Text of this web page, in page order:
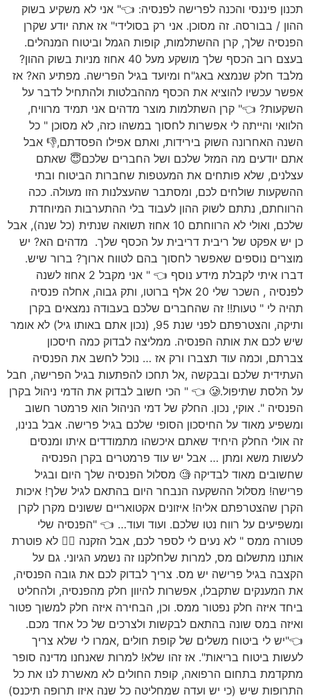
תכנון פיננסי והכנה לפרישה לפנסיה: 👈" אני לא משקיע בשוק
ההון / בבורסה. זה מסוכן. אני רק בסולידי" אז אתה יודע שקרן
הפנסיה שלך, קרן ההשתלמות, קופות הגמל וביטוח המנהלים.
בעצם רוב הכסף שלך מושקע מעל 40 אחוז מניות בשוק ההון?
מלבד חלק שנמצא באג"ח ומיועד בגיל הפרישה. מפתיע הא? אז
אפשר עכשיו להוציא את הכסף מההבלטות ולהתחיל לדבר על
השקעות? 👈" קרן השתלמות מוצר מדהים אני תמיד מרוויח,
הלוואי והייתה לי אפשרות לחסוך במשהו כזה, לא מסוכן " כל
השנה האחרונה השוק בירידות, ואתם אפילו הפסדתם,👎 אבל
אתם יודעים מה המזל שלכם ושל החברים שלכם😇 שאתם
עצלנים, שלא פותחים את המעטפות שחברות הביטוח ובתי
ההשקעות שולחים לכם, ומסתבר שהעצלנות הזו מעולה. ככה
הרווחתם, נתתם לשוק ההון לעבוד בלי ההתערבות המיוחדת
שלכם, ואולי לא הרווחתם 10 אחוז תשואה שנתית (כל שנה), אבל
כן יש אפקט של ריבית דריבית על הכסף שלך. מדהים הא? יש
מוצרים נוספים שאפשר לחסוך בהם לטווח ארוך? ברור שיש.
דברו איתי לקבלת מידע נוסף 👈 " אני מקבל 2 אחוז לשנה
לפנסיה , השכר שלי 20 אלף ברוטו, ותק גבוה, אחלה פנסיה
תהיה לי " טעות!! זה שהחברים שלכם בעבודה נמצאים בקרן
ותיקה, והצטרפתם לפני שנת 95, (נכון אתם באותו גיל) לא אומר
שיש לכם את אותה הפנסיה. ממליצה לבדוק כמה חיסכון
צברתם, וכמה עוד תצברו ורק אז … נוכל לחשב את הפנסיה
העתידית שלכם ובבקשה ,אל תחכו להפתעות בגיל הפרישה, חבל
על הלסת שתיפול.🥲 👈 " הכי חשוב לבדוק את הדמי ניהול בקרן
הפנסיה ". אוקי, נכון. החלק של דמי הניהול הוא פרמטר חשוב
ומשפיע מאוד על החיסכון הסופי שלכם בגיל פרישה. אבל בנינו,
זה אולי החלק היחיד שאתם איכשהו מתמודדים איתו ומנסים
לעשות משא ומתן … אבל יש עוד פרמטרים בקרן הפנסיה
שחשובים מאוד לבדיקה 🧐 מסלול הפנסיה שלך היום ובגיל
פרישה! מסלול ההשקעה הנבחר היום בהתאם לגיל שלך! איכות
הקרן שהצטרפתם אליה! איזונים אקטואריים ששונים מקרן לקרן
ומשפיעים על רווח נטו שלכם. ועוד ועוד… 👈 "הפנסיה שלי
פטורה ממס " לא נעים לי לספר לכם, אבל הזקנה 👳‍♀️ לא פוטרת
אותנו מתשלום מס, למרות שלחלקנו זה נשמע הגיוני. גם על
הקצבה בגיל פרישה יש מס. צריך לבדוק לכם את גובה הפנסיה,
את המענקים שתקבלו, אפשרות להיוון חלק מהפנסיה, ולהחליט
ביחד איזה חלק נפטור ממס. וכן, הבחירה איזה חלק למשוך פטור
ואיזה במס שונה בהתאם לבקשות ולצרכים של כל אחד מכם.
👈"יש לי ביטוח משלים של קופת חולים ,אמרו לי שלא צריך
לעשות ביטוח בריאות". אז זהו שלא! למרות שאנחנו מדינה סופר
מתקדמת בתחום הרפואה, קופת החולים לא מאשרת לנו את כל
התרופות שיש (כי יש ועדה שמחליטה כל שנה איזו תרופה תיכנס)